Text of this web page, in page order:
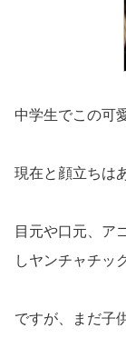
中学生でこの可
現在と顔立ちは
目元や口元、ア
しヤンチャチッ
ですが、まだ子